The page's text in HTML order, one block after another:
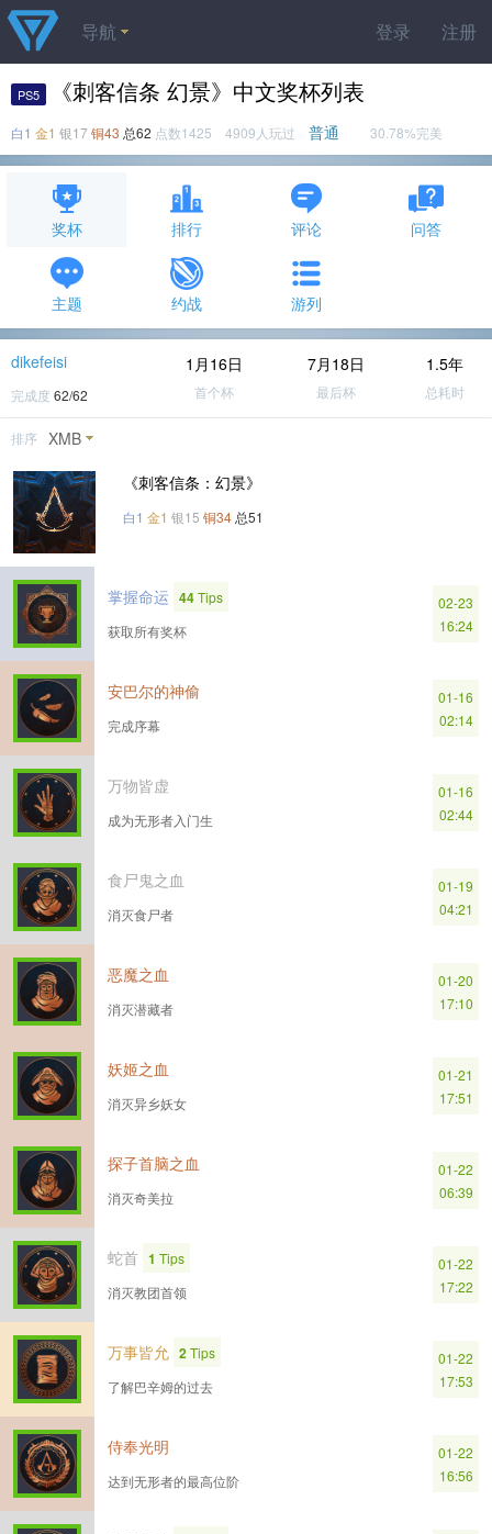
登录 注册
导航
PS5 《刺客信条 幻景》中文奖杯列表
白1 金1 银17 铜43 总62 点数1425 4909人玩过 普通 30.78%完美
奖杯 排行 评论 问答
主题 约战 游列
dikefeisi
完成度 62/62
1月16日
首个杯
7月18日
最后杯
1.5年
总耗时
排序 XMB
《刺客信条：幻景》
白1 金1 银15 铜34 总51
掌握命运 44Tips
获取所有奖杯
02-23
16:24
安巴尔的神偷
完成序幕
01-16
02:14
万物皆虚
成为无形者入门生
01-16
02:44
食尸鬼之血
消灭食尸者
01-19
04:21
恶魔之血
消灭潜藏者
01-20
17:10
妖姬之血
消灭异乡妖女
01-21
17:51
探子首脑之血
消灭奇美拉
01-22
06:39
蛇首 1 Tips
消灭教团首领
01-22
17:22
万事皆允 2Tips
了解巴辛姆的过去
01-22
17:53
侍奉光明
达到无形者的最高位阶
01-22
16:56